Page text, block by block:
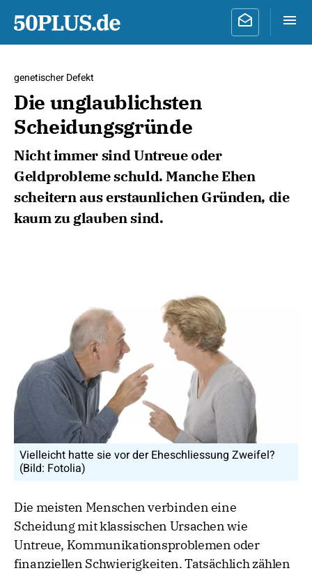
genetischer Defekt
Die unglaublichsten
Scheidungsgründe
Nicht immer sind Untreue oder
Geldprobleme schuld. Manche Ehen
scheitern aus erstaunlichen Gründen, die
kaum zu glauben sind.
Vielleicht hatte sie vor der Eheschliessung Zweifel?
(Bild: Fotolia)
Die meisten Menschen verbinden eine
Scheidung mit klassischen Ursachen wie
Untreue, Kommunikationsproblemen oder
finanziellen Schwierigkeiten. Tatsächlich zählen